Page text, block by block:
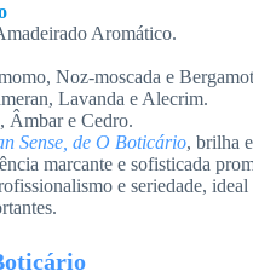
Aromático.
Noz-moscada e
Lavanda e Alecrim.
Âmbar e Cedro.
Sense, de O Boticário, brilha
marcante e sofisticada
e seriedade,